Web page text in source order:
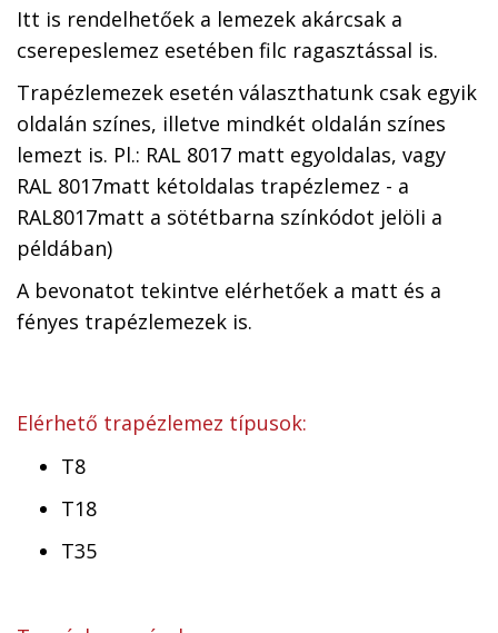
Itt is rendelhetőek a lemezek akárcsak a
cserepeslemez esetében filc ragasztással is.
Trapézlemezek esetén választhatunk csak egyik
oldalán színes, illetve mindkét oldalán színes
lemezt is. Pl.: RAL 8017 matt egyoldalas, vagy
RAL 8017matt kétoldalas trapézlemez - a
RAL8017matt a sötétbarna színkódot jelöli a
példában)
A bevonatot tekintve elérhetőek a matt és a
fényes trapézlemezek is.
Elérhető trapézlemez típusok:
T8
T18
T35